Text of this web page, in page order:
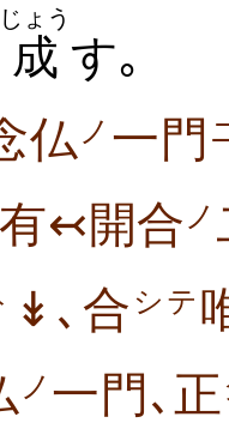
成
じょう
す｡
仏 ノ 一門
↢開合 ノ
↡､合 シテ
ノ 一門､正